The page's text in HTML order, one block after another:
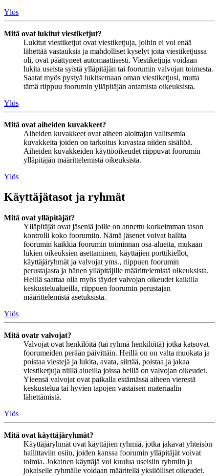
Ylös
Mitä ovat lukitut viestiketjut?
Lukitut viestiketjut ovat viestiketjuja, joihin ei voi enää
lähettää vastauksia ja mahdolliset kyselyt joita viestiketjussa
oli, ovat päättyneet automaattisesti. Viestiketjuja voidaan
lukita useista syistä ylläpitäjän tai foorumin valvojan toimesta.
Saatat myös pystyä lukitsemaan oman viestiketjusi, mutta
tämä riippuu foorumin ylläpitäjän antamista oikeuksista.
Ylös
Mitä ovat aiheiden kuvakkeet?
Aiheiden kuvakkeet ovat aiheen aloittajan valitsemia
kuvakkeita joiden on tarkoitus kuvastaa niiden sisältöä.
Aiheiden kuvakkeiden käyttöoikeudet riippuvat foorumin
ylläpitäjän määrittelemistä oikeuksista.
Ylös
Käyttäjätasot ja ryhmät
Mitä ovat ylläpitäjät?
Ylläpitäjät ovat jäseniä joille on annettu korkeimman tason
kontrolli koko foorumiin. Nämä jäsenet voivat hallita
foorumin kaikkia foorumin toiminnan osa-alueita, mukaan
lukien oikeuksien asettaminen, käyttäjien porttikiellot,
käyttäjäryhmät ja valvojat yms., riippuen foorumin
perustajasta ja hänen ylläpitäjille määrittelemistä oikeuksista.
Heillä saattaa olla myös täydet valvojan oikeudet kaikilla
keskustelualueilla, riippuen foorumin perustajan
määrittelemistä asetuksista.
Ylös
Mitä ovatr valvojat?
Valvojat ovat henkilöitä (tai ryhmä henkilöitä) jotka katsovat
foorumeiden perään päivittäin. Heillä on on valta muokata ja
poistaa viestejä ja lukita, avata, siirtää, poistaa ja jakaa
viestiketjuja niillä alueilla joissa heillä on valvojan oikeudet.
Yleensä valvojat ovat paikalla estämässä aiheen vierestä
keskustelua tai hyvien tapojen vastaisen materiaalin
lähettämistä.
Ylös
Mitä ovat käyttäjäryhmät?
Käyttäjäryhmät ovat käyttäjien ryhmiä, jotka jakavat yhteisön
hallittaviin osiin, joiden kanssa foorumin ylläpitäjät voivat
toimia. Jokainen käyttäjä voi kuulua useisiin ryhmiin ja
jokaiselle ryhmälle voidaan määritellä yksilölliset oikeudet.